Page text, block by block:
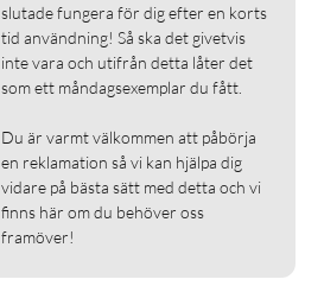
slutade fungera för dig efter en korts
tid användning! Så ska det givetvis
inte vara och utifrån detta låter det
som ett måndagsexemplar du fått.
Du är varmt välkommen att påbörja
en reklamation så vi kan hjälpa dig
vidare på bästa sätt med detta och vi
finns här om du behöver oss
framöver!